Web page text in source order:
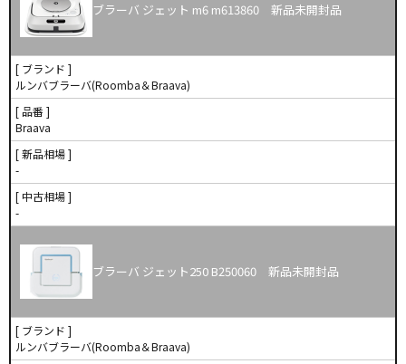
ブラーバ ジェット m6 m613860 新品未開封品
[ ブランド ]
ルンバブラーバ(Roomba＆Braava)
[ 品番 ]
Braava
[ 新品相場 ]
-
[ 中古相場 ]
-
ブラーバ ジェット250 B250060 新品未開封品
[ ブランド ]
ルンバブラーバ(Roomba＆Braava)